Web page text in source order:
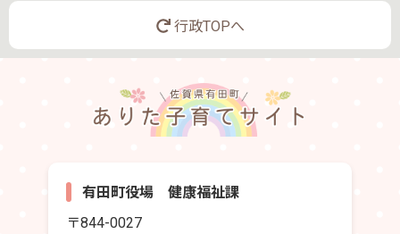
行政TOPへ
有田町役場 健康福祉課
〒844-0027